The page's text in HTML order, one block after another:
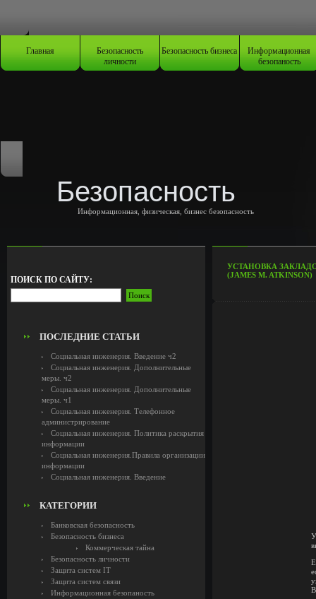
Главная Безопасность
личности
Безопасность бизнеса Информационная
безопаность
Безопасность
Информационная, физическая, бизнес безопасность
ПОИСК ПО САЙТУ:
ПОСЛЕДНИЕ СТАТЬИ
Социальная инженерия. Введение ч2
Социальная инженерия. Дополнительные
меры. ч2
Социальная инженерия. Дополнительные
меры. ч1
Социальная инженерия. Телефонное
администрирование
Социальная инженерия. Политика раскрытия
информации
Социальная инженерия.Правила организации
информации
Социальная инженерия. Введение
КАТЕГОРИИ
Банковская безопасность
Безопасность бизнеса
Коммерческая тайна
Безопасность личности
Защита систем IT
Защита систем связи
Информационная безопаность
УСТАНОВКА
(JAMES M. ATKINSON)